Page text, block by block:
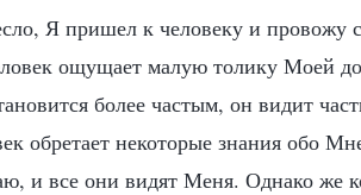
Я пришел к человеку и
ощущает малую толику Моей
более частым, он видит
обретает некоторые знания обо
и все они видят Меня. Однако же